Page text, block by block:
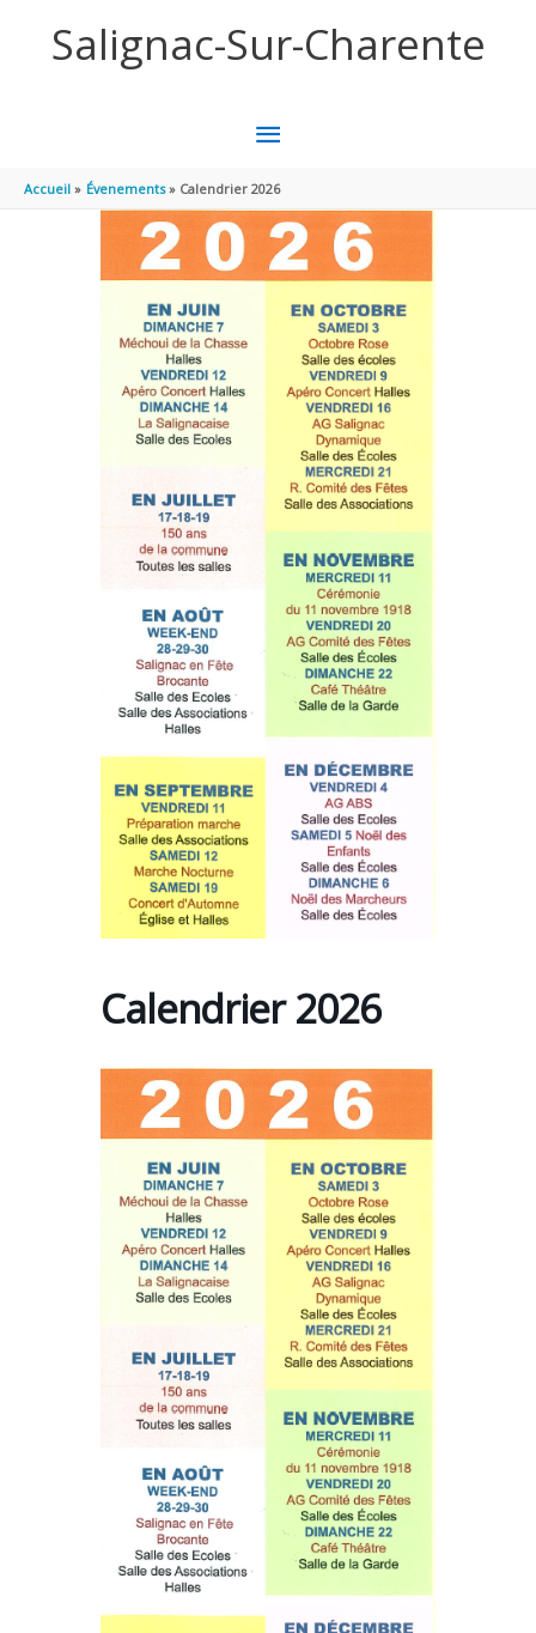
Salignac-Sur-Charente
MENU
PRINCIPAL
Accueil Évenements Calendrier 2026
Calendrier 2026